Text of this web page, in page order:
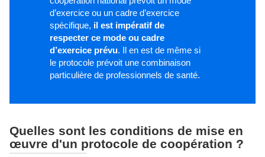
d’exercice ou un cadre d’exercice
spécifique, il est impératif de
respecter ce mode ou cadre
d’exercice prévu. Il en est de même si
le protocole prévoit une combinaison
particulière de professionnels de santé.
Quelles sont les conditions de mise en
œuvre d'un protocole de coopération ?